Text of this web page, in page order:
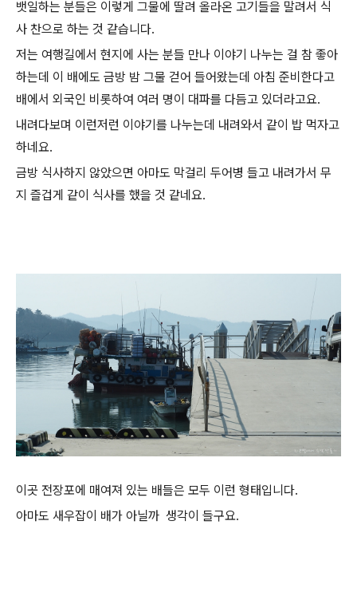
뱃일하는 분들은 이렇게 그물에 딸려 올라온 고기들을 말려서 식
사 찬으로 하는 것 같습니다.
저는 여행길에서 현지에 사는 분들 만나 이야기 나누는 걸 참 좋아
하는데 이 배에도 금방 밤 그물 걷어 들어왔는데 아침 준비한다고
배에서 외국인 비롯하여 여러 명이 대파를 다듬고 있더라고요.
내려다보며 이런저런 이야기를 나누는데 내려와서 같이 밥 먹자고
하네요.
금방 식사하지 않았으면 아마도 막걸리 두어병 들고 내려가서 무
지 즐겁게 같이 식사를 했을 것 같네요.
이곳 전장포에 매여져 있는 배들은 모두 이런 형태입니다.
아마도 새우잡이 배가 아닐까 생각이 들구요.